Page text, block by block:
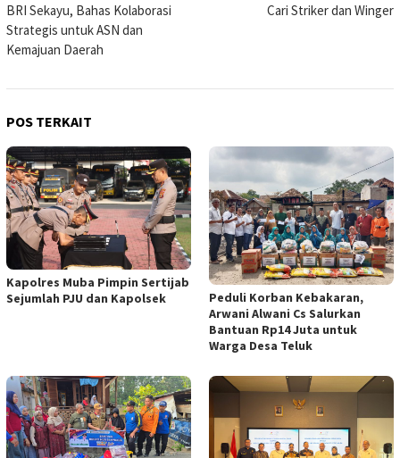
BRI Sekayu, Bahas Kolaborasi
Strategis untuk ASN dan
Kemajuan Daerah
Cari Striker dan Winger
POS TERKAIT
Kapolres Muba Pimpin Sertijab
Sejumlah PJU dan Kapolsek
Peduli Korban Kebakaran,
Arwani Alwani Cs Salurkan
Bantuan Rp14 Juta untuk
Warga Desa Teluk